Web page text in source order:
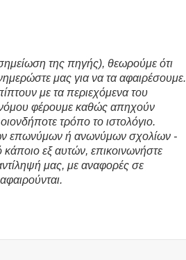
της πηγής), θεωρούμε ότι
μας για να τα αφαιρέσουμε.
με τα περιεχόμενα του
φέρουμε καθώς απηχούν
τρόπο το ιστολόγιο.
επωνύμων ή ανωνύμων σχολίων -
εξ αυτών, επικοινωνήστε
μας, με αναφορές σε